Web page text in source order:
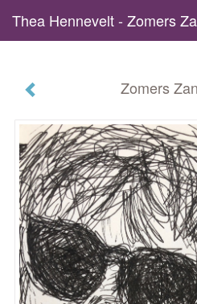
Thea Hennevelt - Zomers
Zomers